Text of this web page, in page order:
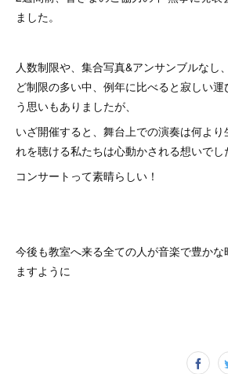
ました。
人数制限や、集合写真&アンサンブルなし
ど制限の多い中、例年に比べると寂しい運
う思いもありましたが、
いざ開催すると、舞台上での演奏は何より
れを聴ける私たちは心動かされる想いでし
コンサートって素晴らしい！
今後も教室へ来る全ての人が音楽で豊かな
ますように